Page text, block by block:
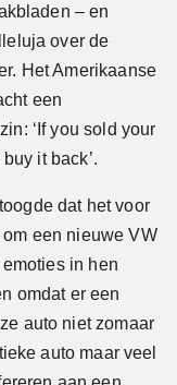
– en
over de
Het Amerikaanse
een
‘If you sold your
it back’.
dat het voor
een nieuwe VW
in hen
omdat er een
auto niet zomaar
auto maar veel